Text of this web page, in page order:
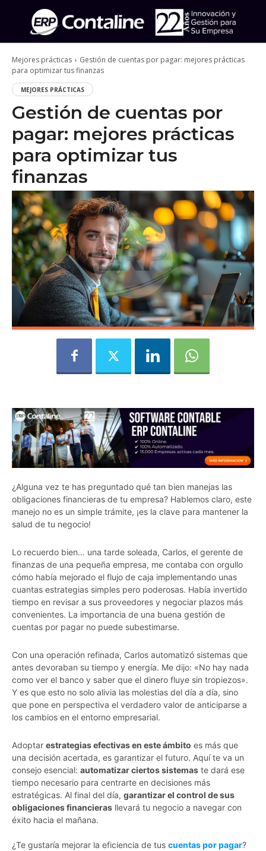
Mejores prácticas
Gestión de cuentas por pagar: mejores prácticas
para optimizar tus finanzas
MEJORES PRÁCTICAS
Gestión de cuentas por
pagar: mejores prácticas
para optimizar tus
finanzas
¿Alguna vez te has preguntado qué tan bien manejas las
obligaciones financieras de tu empresa? Hablemos claro, este
manejo no es un simple trámite, ¡es la clave para mantener la
salud de tu negocio!
Lo recuerdo bien… una tarde soleada, Carlos, el gerente de
finanzas de una pequeña empresa, me contaba con orgullo
cómo había mejorado el flujo de caja implementando unas
cuantas estrategias simples pero poderosas. Había invertido
tiempo en revisar a sus proveedores y negociar plazos más
convenientes. La importancia de una buena gestión de
cuentas por pagar no puede subestimarse.
Con una operación refinada, Carlos automatizó sistemas que
antes devoraban su tiempo y energía. Me dijo: «No hay nada
como ver el banco y saber que el dinero fluye sin tropiezos».
Y es que esto no solo alivia las molestias del día a día, sino
que pone en perspectiva el verdadero valor de anticiparse a
los cambios en el entorno empresarial.
Adoptar estrategias efectivas en este ámbito es más que
una decisión acertada, es garantizar el futuro. Aquí te va un
consejo esencial: automatizar ciertos sistemas te dará ese
tiempo necesario para centrarte en decisiones más
estratégicas. Al final del día, garantizar el control de sus
obligaciones financieras llevará tu negocio a navegar con
éxito hacia el mañana.
¿Te gustaría mejorar la eficiencia de tus cuentas por pagar?